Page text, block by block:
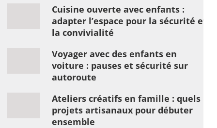
Cuisine ouverte avec enfants :
adapter l’espace pour la sécurité et
la convivialité
Voyager avec des enfants en
voiture : pauses et sécurité sur
autoroute
Ateliers créatifs en famille : quels
projets artisanaux pour débuter
ensemble